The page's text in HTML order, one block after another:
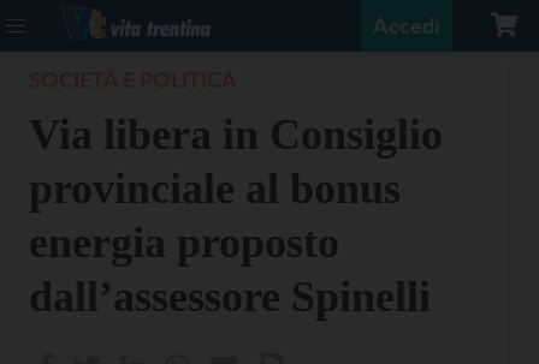
Accedi
Via libera in Consiglio
provinciale al bonus
energia proposto
dall’assessore Spinelli